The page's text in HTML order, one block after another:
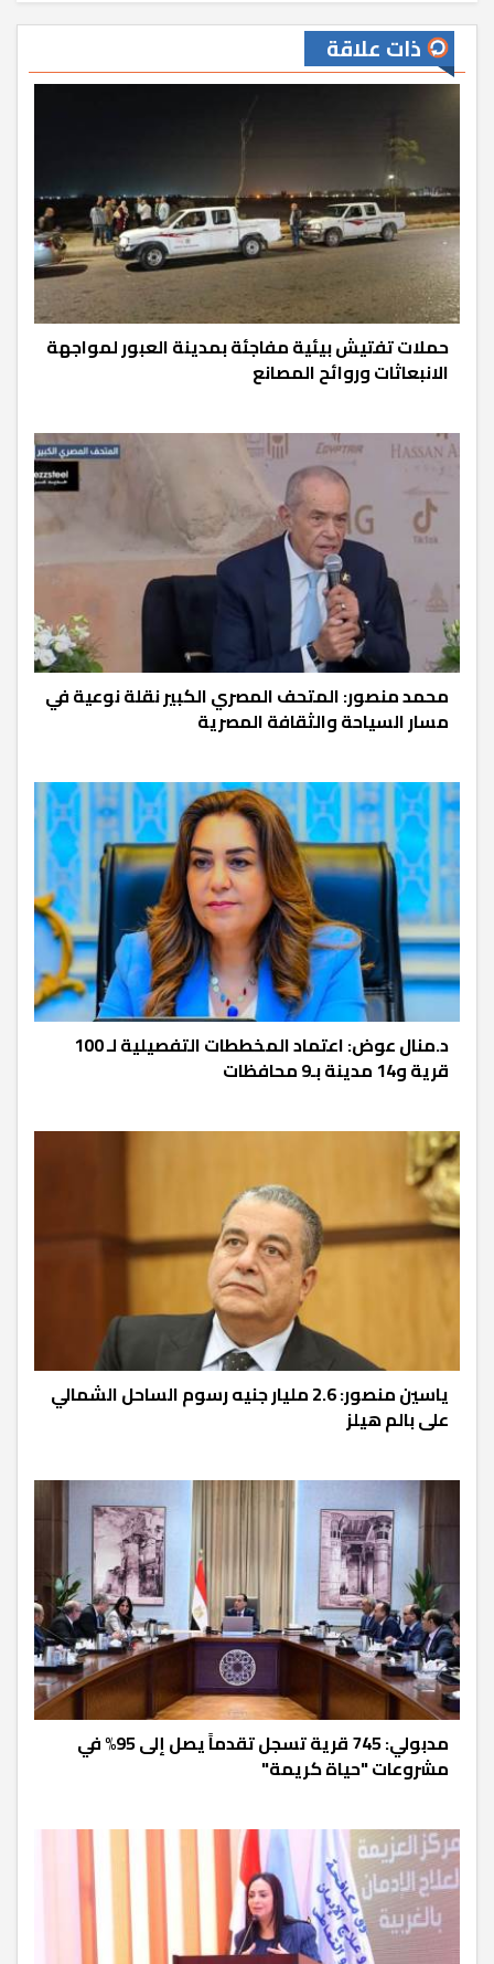
ذات علاقة
حملات تفتيش بيئية مفاجئة بمدينة العبور لمواجهة
الانبعاثات وروائح المصانع
محمد منصور: المتحف المصري الكبير نقلة نوعية في
مسار السياحة والثقافة المصرية
د.منال عوض: اعتماد المخططات التفصيلية لـ 100
قرية و14 مدينة بـ9 محافظات
ياسين منصور: 2.6 مليار جنيه رسوم الساحل الشمالي
على بالم هيلز
مدبولي: 745 قرية تسجل تقدماً يصل إلى 95% في
مشروعات "حياة كريمة"